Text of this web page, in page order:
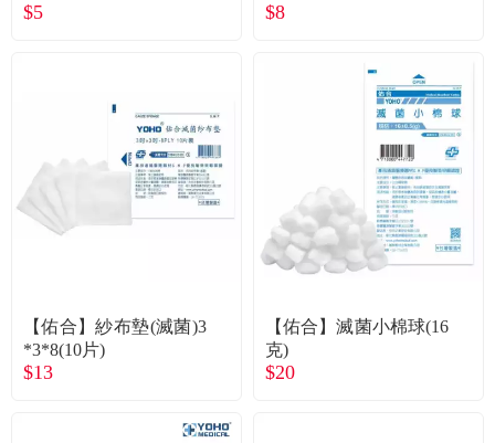
$5 $8
【佑合】紗布墊(滅菌)3
*3*8(10片)
$13
【佑合】滅菌小棉球(16
克)
$20